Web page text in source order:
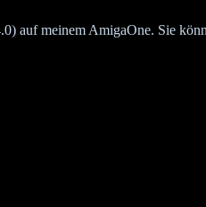
auf meinem AmigaOne. Sie